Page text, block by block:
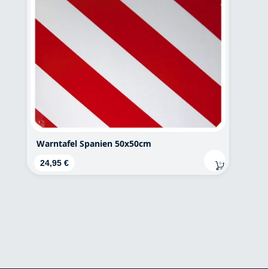
Warntafel Spanien 50x50cm
Regulärer Preis:
24,95 €